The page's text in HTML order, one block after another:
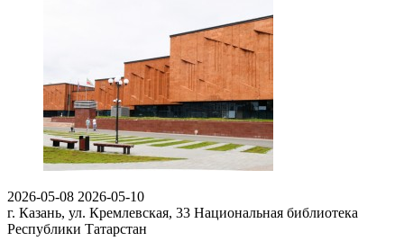
2026-05-08 2026-05-10
г. Казань, ул. Кремлевская, 33 Национальная библиотека
Республики Татарстан